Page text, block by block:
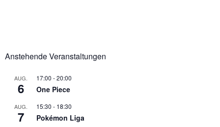
Anstehende Veranstaltungen
AUG.
6
17:00 -20:00
One Piece
AUG.
7
15:30 - 18:30
Pokémon Liga